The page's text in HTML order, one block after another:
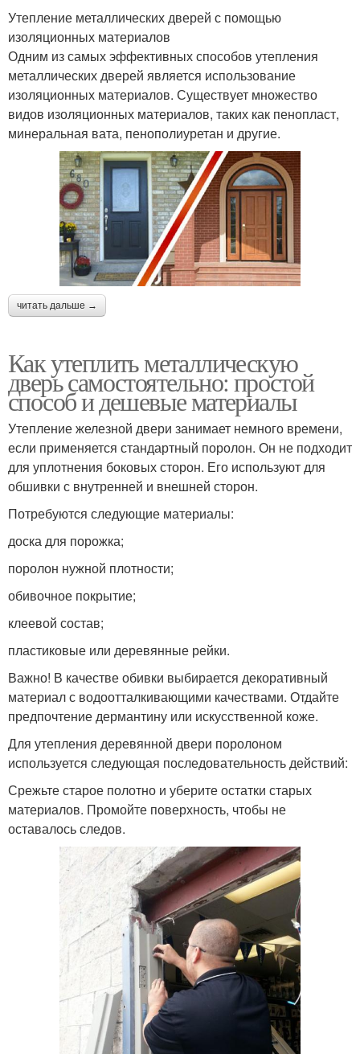
Утепление металлических дверей с помощью
изоляционных материалов
Одним из самых эффективных способов утепления
металлических дверей является использование
изоляционных материалов. Существует множество
видов изоляционных материалов, таких как пенопласт,
минеральная вата, пенополиуретан и другие.
читать дальше →
Как утеплить металлическую
дверь самостоятельно: простой
способ и дешевые материалы
Утепление железной двери занимает немного времени,
если применяется стандартный поролон. Он не подходит
для уплотнения боковых сторон. Его используют для
обшивки с внутренней и внешней сторон.
Потребуются следующие материалы:
доска для порожка;
поролон нужной плотности;
обивочное покрытие;
клеевой состав;
пластиковые или деревянные рейки.
Важно! В качестве обивки выбирается декоративный
материал с водоотталкивающими качествами. Отдайте
предпочтение дермантину или искусственной коже.
Для утепления деревянной двери поролоном
используется следующая последовательность действий:
Срежьте старое полотно и уберите остатки старых
материалов. Промойте поверхность, чтобы не
оставалось следов.